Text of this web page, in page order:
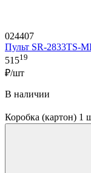
024407
Пульт SR-2833TS-
51519
₽/шт
В наличии
Коробка (картон) 1